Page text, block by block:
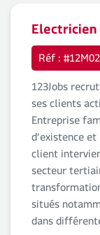
Réf :
123Jobs
ses clients
Entreprise
d’existence
client
secteur
situés
dans